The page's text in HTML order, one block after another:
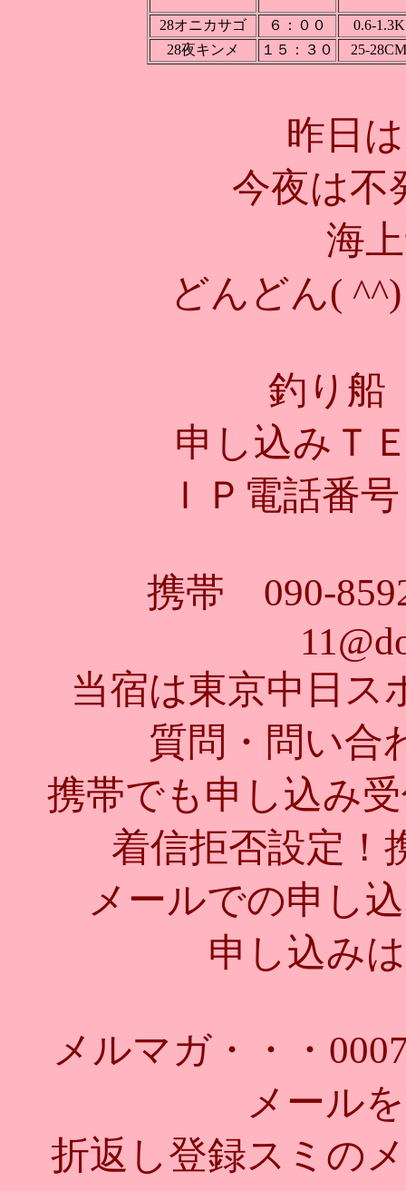
28オニカサゴ ６：００
0.6-1.3K
28夜キンメ
１５：３０ 25-28CM
昨日
今夜は
海
どんどん(
釣り
申し込みＴ
ＩＰ電話番
携帯 090-
当宿は東京中日ス
質問・問い合
携帯でも申し込み
着信拒否設定！
メールでの申し
申し込み
メルマガ・・・
メール
折返し登録スミの